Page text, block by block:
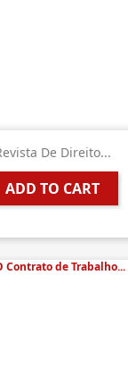
De Direito...
ADD TO CART